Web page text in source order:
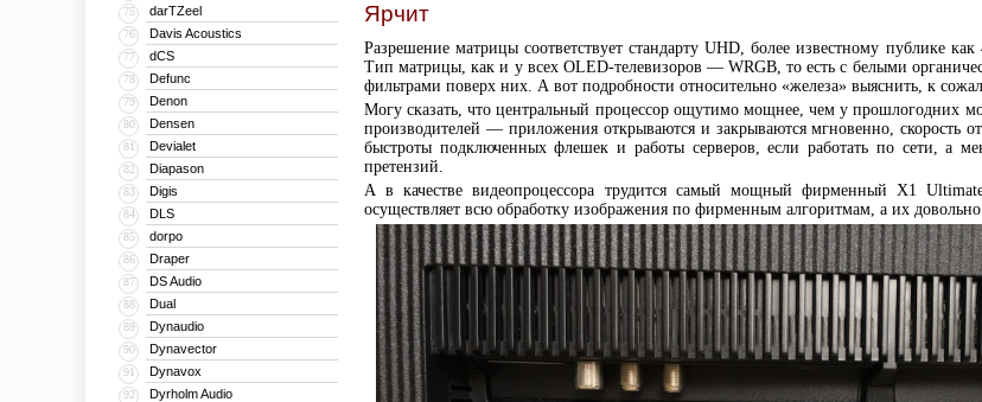
75 darTZeel
76 Davis Acoustics
77 dCS
78 Defunc
79 Denon
80 Densen
81 Devialet
82 Diapason
83 Digis
84 DLS
85 dorpo
86 Draper
87 DS Audio
88 Dual
89 Dynaudio
90 Dynavector
91 Dynavox
92 Dyrholm Audio
Ярчит
Разрешение матрицы соответствует стандарту UHD, более известному публике
Тип матрицы, как и у всех OLED-телевизоров — WRGB, то есть с белыми
фильтрами поверх них. А вот подробности относительно «железа» выяснить, к
Могу сказать, что центральный процессор ощутимо мощнее, чем у прошлогодних
производителей — приложения открываются и закрываются мгновенно, скорость
быстроты подключенных флешек и работы серверов, если работать по сети, а
претензий.
А в качестве видеопроцессора трудится самый мощный фирменный X1
осуществляет всю обработку изображения по фирменным алгоритмам, а их